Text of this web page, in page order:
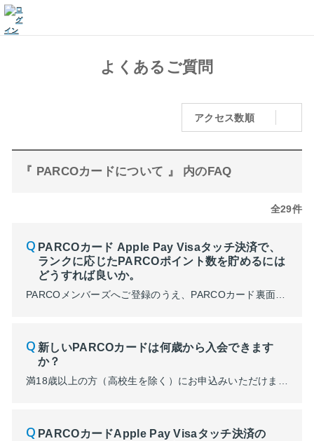
よくあるご質問
アクセス数順
『 PARCOカードについて 』 内のFAQ
全29件
PARCOカード Apple Pay Visaタッチ決済で、
ランクに応じたPARCOポイント数を貯めるには
どうすれば良いか。
新しいPARCOカードは何歳から入会できます
か？
PARCOカードApple Pay Visaタッチ決済の